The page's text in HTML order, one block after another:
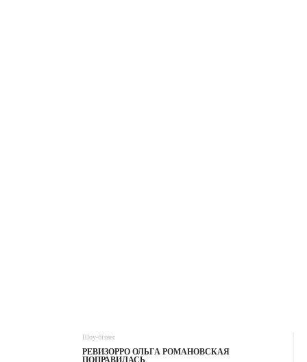
Шоу-бізнес
РЕВИЗОРРО ОЛЬГА РОМАНОВСКАЯ
ПОПРАВИЛАСЬ